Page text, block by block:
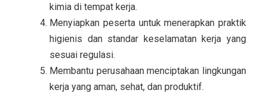
kimia di tempat kerja.
Menyiapkan peserta untuk menerapkan praktik
higienis dan standar keselamatan kerja yang
sesuai regulasi.
Membantu perusahaan menciptakan lingkungan
kerja yang aman, sehat, dan produktif.